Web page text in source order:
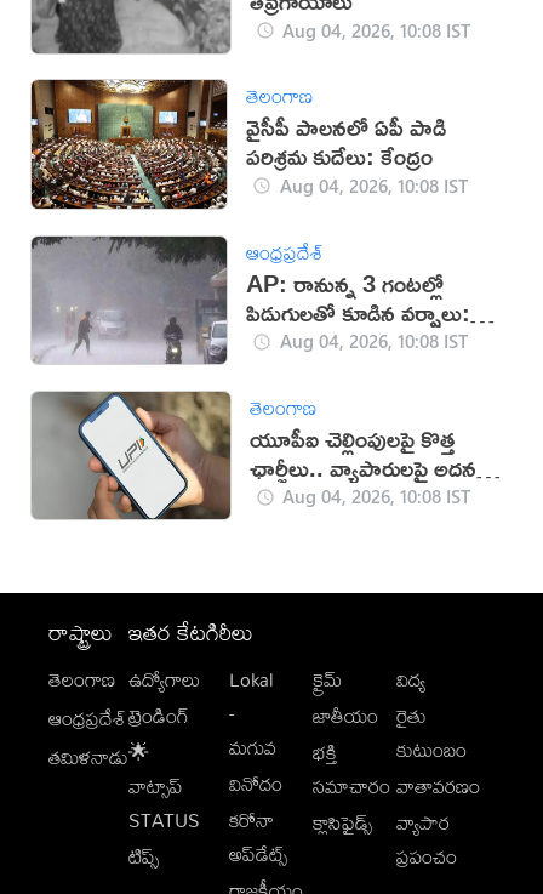
Aug 04, 2026, 10:08 IST
తెలంగాణ
వైసీపీ పాలనలో ఏపీ పాడి
పరిశ్రమ కుదేలు: కేంద్రం
Aug 04, 2026, 10:08 IST
ఆంధ్రప్రదేశ్
AP: రానున్న 3 గంటల్లో
పిడుగులతో కూడిన వర్షాలు:
వాతావరణ శాఖ
Aug 04, 2026, 10:08 IST
తెలంగాణ
యూపీఐ చెల్లింపులపై కొత్త
ఛార్జీలు.. వ్యాపారులపై అదనపు
భారం!Aug 04, 2026, 10:08 IST
రాష్ట్రాలు
తెలంగాణ
ఆంధ్రప్రదేశ్
తమిళనాడు
ఇతర కేటగిరీలు
ఉద్యోగాలు
ట్రెండింగ్
🌟
వాట్సాప్
STATUS
టిప్స్
Lokal
-
మగువ
వినోదం
కరోనా
అప్‌డేట్స్
క్రైమ్
జాతీయం
భక్తి
సమాచారం
క్లాసిఫైడ్స్
విద్య
రైతు
కుటుంబం
వాతావరణం
వ్యాపార
ప్రపంచం